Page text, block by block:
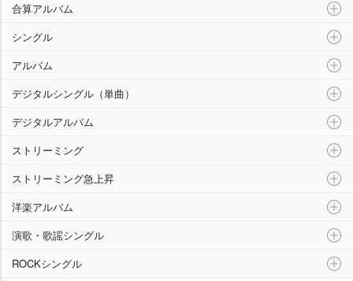
合算アルバム
シングル
アルバム
デジタルシングル（単曲）
デジタルアルバム
ストリーミング
ストリーミング急上昇
洋楽アルバム
演歌・歌謡シングル
ROCKシングル